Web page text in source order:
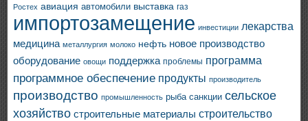
Ростех авиация автомобили выставка газ
импортозамещение инвестиции лекарства
медицина металлургия молоко нефть новое производство
оборудование овощи поддержка проблемы программа
программное обеспечение продукты производитель
производство промышленность рыба санкции сельское
хозяйство строительные материалы строительство